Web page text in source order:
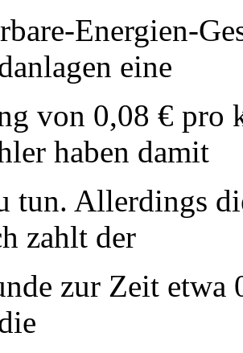
Energien-
eine
von 0,08 € pro
haben damit
tun. Allerdings
zahlt der
zur Zeit